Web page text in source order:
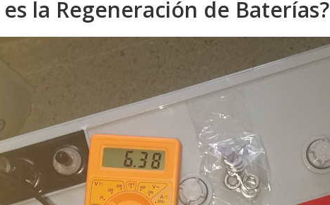
es la Regeneración de Baterías?